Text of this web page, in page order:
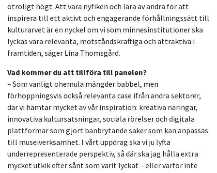
otroligt högt. Att vara nyfiken och lära av andra för att
inspirera till ett aktivt och engagerande förhållningssätt till
kulturarvet är en nyckel om vi som minnesinstitutioner ska
lyckas vara relevanta, motståndskraftiga och attraktiva i
framtiden, säger Lina Thomsgård.
Vad kommer du att tillföra till panelen?
– Som vanligt ohemula mängder babbel, men
förhoppningsvis också relevanta case ifrån andra sektorer,
där vi hämtar mycket av vår inspiration: kreativa näringar,
innovativa kultursatsningar, sociala rörelser och digitala
plattformar som gjort banbrytande saker som kan anpassas
till museiverksamhet. I vårt uppdrag ska vi ju lyfta
underrepresenterade perspektiv, så där ska jag hålla extra
mycket utkik efter sånt som varit lyckat – eller varför inte